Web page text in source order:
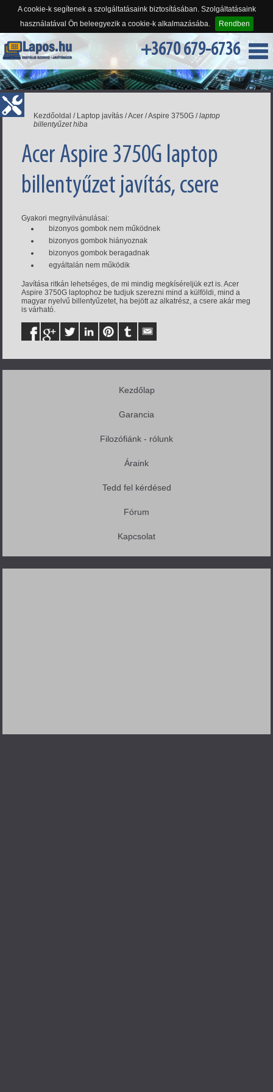
A cookie-k segítenek a szolgáltatásaink biztosításában. Szolgáltatásaink
használatával Ön beleegyezik a cookie-k alkalmazásába.
Rendben
+3670 679-6736
Kezdőoldal / Laptop javítás /Acer /Aspire 3750G /laptop
billentyűzet hiba
Acer Aspire 3750G laptop
billentyűzet javítás, csere
Gyakori megnyilvánulásai:
bizonyos gombok nem működnek
bizonyos gombok hiányoznak
bizonyos gombok beragadnak
egyáltalán nem működik
Javítása ritkán lehetséges, de mi mindig megkíséreljük ezt is. Acer
Aspire 3750G laptophoz be tudjuk szerezni mind a külföldi, mind a
magyar nyelvű billentyűzetet, ha bejött az alkatrész, a csere akár meg
is várható.
Kezdőlap
Garancia
Filozófiánk - rólunk
Áraink
Tedd fel kérdésed
Fórum
Kapcsolat